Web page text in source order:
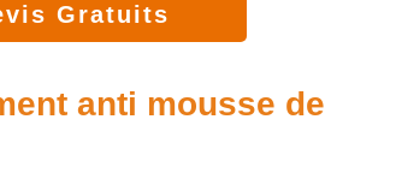
Gratuits
anti mousse de